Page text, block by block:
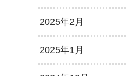
2025年2月
2025年1月